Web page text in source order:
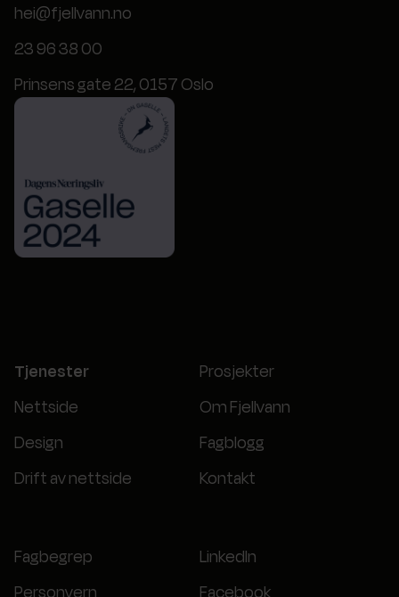
hei@fjellvann.no
23 96 38 00
Prinsens gate 22, 0157 Oslo
Tjenester
Nettside
Design
Drift av nettside
Prosjekter
Om Fjellvann
Fagblogg
Kontakt
Fagbegrep
Personvern
LinkedIn
Facebook